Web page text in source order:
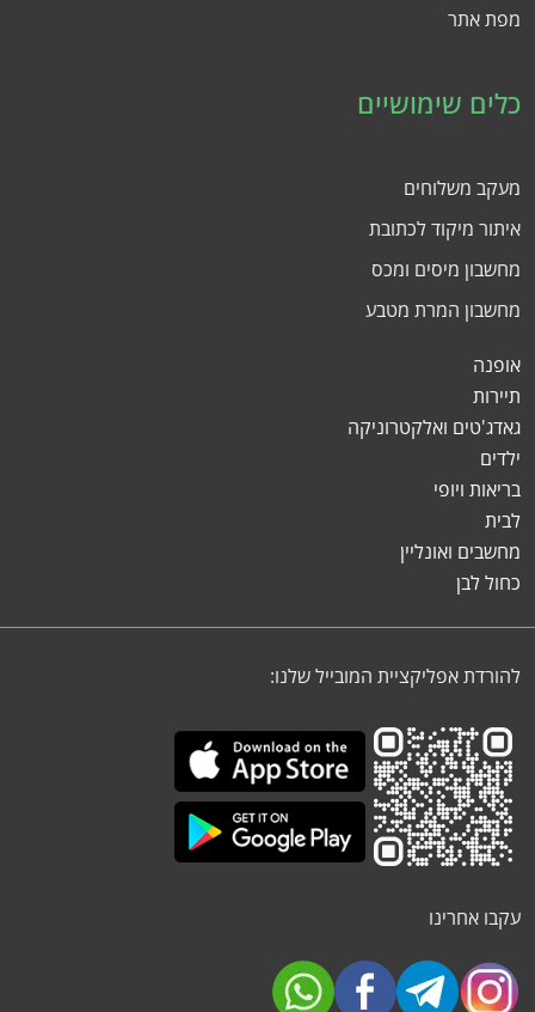
מפת אתר
כלים שימושיים
מעקב משלוחים
איתור מיקוד לכתובת
מחשבון מיסים ומכס
מחשבון המרת מטבע
אופנה
תיירות
גאדג'טים ואלקטרוניקה
ילדים
בריאות ויופי
לבית
מחשבים ואונליין
כחול לבן
להורדת אפליקציית המובייל שלנו:
עקבו אחרינו